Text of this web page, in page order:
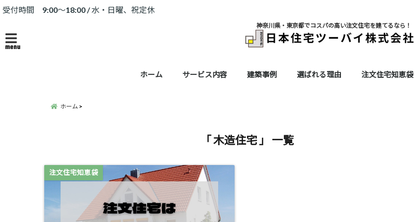
受付時間 9:00～18:00 / 水・日曜、祝定休
神奈川県・東京都でコスパの高い注文住宅を建てるなら！
menu
ホーム サービス内容 建築事例 選ばれる理由 注文住宅知恵袋
ホーム
「 木造住宅 」 一覧
注文住宅知恵袋